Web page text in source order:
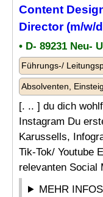
Content
Director (m/w/
• D- 89231 Neu-
Führungs-/
Absolventen,
[. .. ] du dich
Instagram Du
Karussells,
Tik-Tok/ Youtube
relevanten Social
MEHR